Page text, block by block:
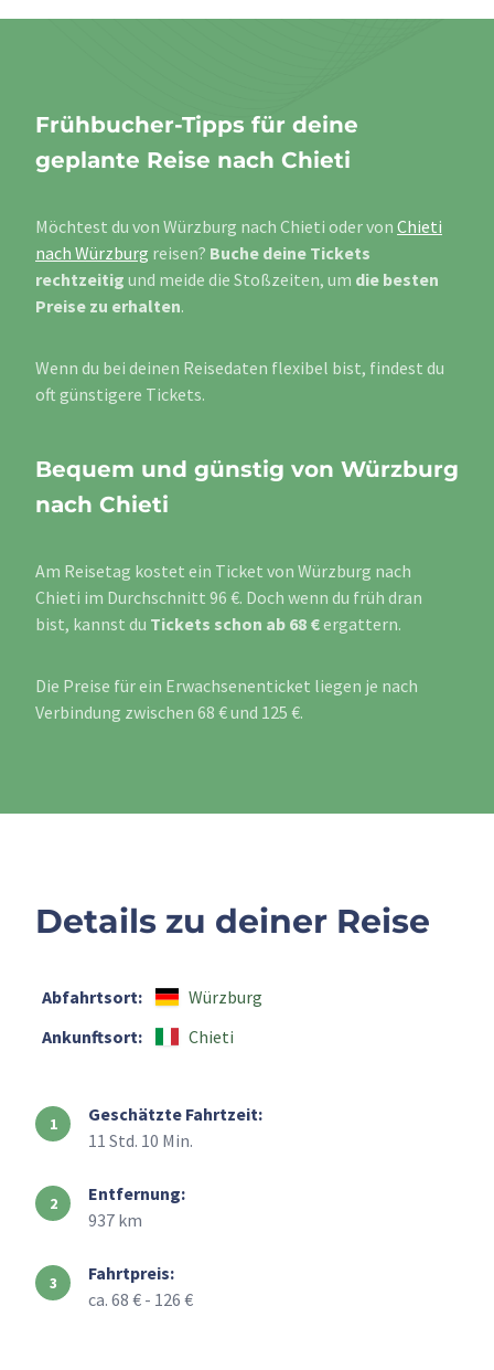
Frühbucher-Tipps für deine
geplante Reise nach Chieti
Möchtest du von Würzburg nach Chieti oder von Chieti
nach Würzburg reisen? Buche deine Tickets
rechtzeitig und meide die Stoßzeiten, um die besten
Preise zu erhalten.
Wenn du bei deinen Reisedaten flexibel bist, findest du
oft günstigere Tickets.
Bequem und günstig von Würzburg
nach Chieti
Am Reisetag kostet ein Ticket von Würzburg nach
Chieti im Durchschnitt 96 €. Doch wenn du früh dran
bist, kannst du Tickets schon ab 68 €ergattern.
Die Preise für ein Erwachsenenticket liegen je nach
Verbindung zwischen 68 € und 125 €.
Details zu deiner Reise
Abfahrtsort:
Würzburg
Ankunftsort:
Chieti
Geschätzte Fahrtzeit:
11 Std. 10 Min.
Entfernung:
937 km
Fahrtpreis:
ca. 68 € - 126 €